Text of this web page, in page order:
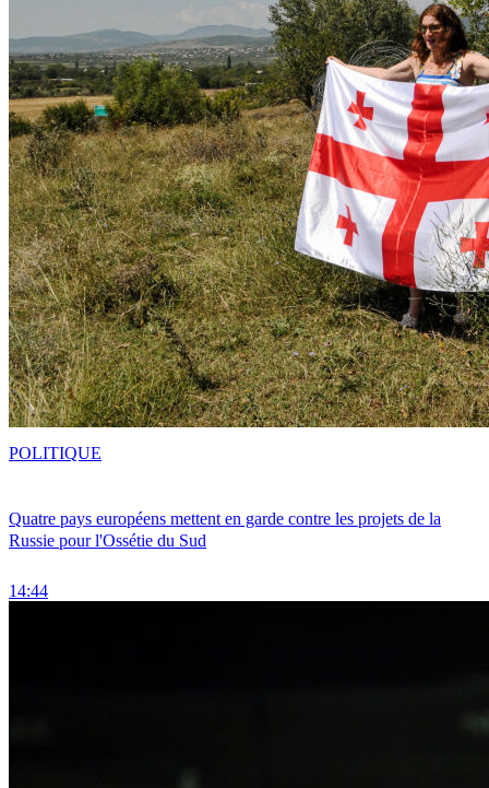
Quatre pays européens mettent en garde contre les projets de la
Russie pour l'Ossétie du Sud
14:44
POLITIQUE